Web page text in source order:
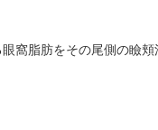
窩脂肪をその尾側の瞼